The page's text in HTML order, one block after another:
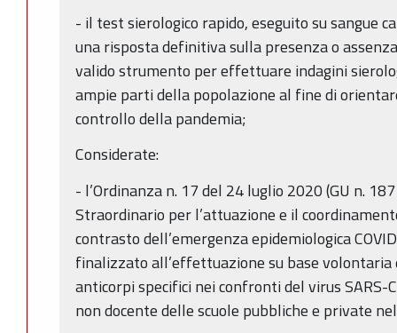
- il test sierologico rapido, eseguito su sangue
una risposta definitiva sulla presenza o
valido strumento per effettuare indagini
ampie parti della popolazione al fine di
controllo della pandemia;
Considerate:
- l’Ordinanza n. 17 del 24 luglio 2020 (GU n.
Straordinario per l’attuazione e il
contrasto dell’emergenza epidemiologica
finalizzato all’effettuazione su base
anticorpi specifici nei confronti del virus SARS-
non docente delle scuole pubbliche e private